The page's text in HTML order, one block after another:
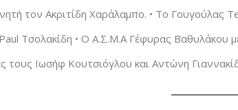
τον Ακριτίδη Χαράλαμπο. • Το Γουγούλας
Tσολακίδη • Ο Α.Σ.Μ.Α Γέφυρας Βαθυλάκου
τους Ιωσήφ Κουτσιόγλου και Αντώνη